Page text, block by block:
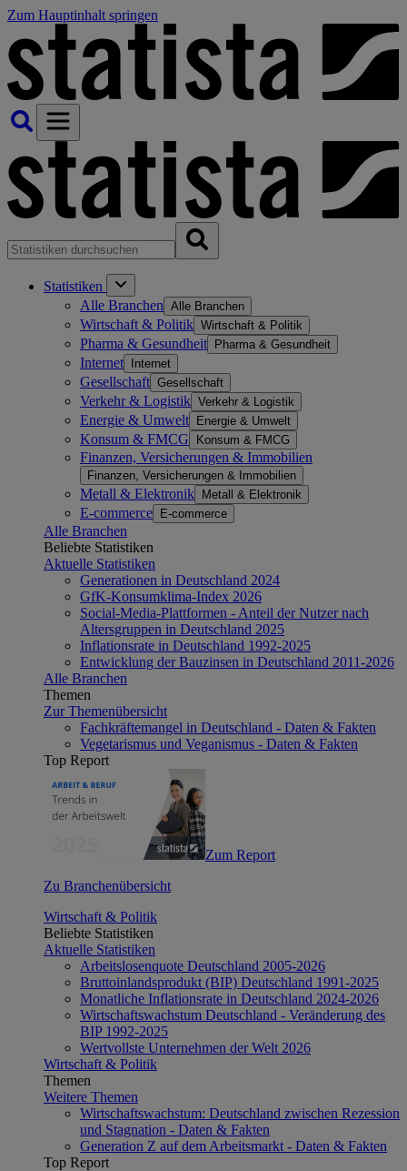
Zum Hauptinhalt springen
Statistiken
Alle Branchen Alle Branchen
Wirtschaft & Politik Wirtschaft & Politik
Pharma & Gesundheit Pharma & Gesundheit
Internet Internet
Gesellschaft Gesellschaft
Verkehr & Logistik Verkehr & Logistik
Energie & Umwelt Energie & Umwelt
Konsum & FMCG Konsum & FMCG
Finanzen, Versicherungen & Immobilien
Finanzen, Versicherungen & Immobilien
Metall & Elektronik Metall & Elektronik
E-commerce E-commerce
Alle Branchen
Beliebte Statistiken
Aktuelle Statistiken
Generationen in Deutschland 2024
GfK-Konsumklima-Index 2026
Social-Media-Plattformen - Anteil der Nutzer nach
Altersgruppen in Deutschland 2025
Inflationsrate in Deutschland 1992-2025
Entwicklung der Bauzinsen in Deutschland 2011-2026
Alle Branchen
Themen
Zur Themenübersicht
Fachkräftemangel in Deutschland - Daten & Fakten
Vegetarismus und Veganismus - Daten & Fakten
Top Report
Zum Report
Zu Branchenübersicht
Wirtschaft & Politik
Beliebte Statistiken
Aktuelle Statistiken
Arbeitslosenquote Deutschland 2005-2026
Bruttoinlandsprodukt (BIP) Deutschland 1991-2025
Monatliche Inflationsrate in Deutschland 2024-2026
Wirtschaftswachstum Deutschland - Veränderung des
BIP 1992-2025
Wertvollste Unternehmen der Welt 2026
Wirtschaft & Politik
Themen
Weitere Themen
Wirtschaftswachstum: Deutschland zwischen Rezession
und Stagnation - Daten & Fakten
Generation Z auf dem Arbeitsmarkt - Daten & Fakten
Top Report